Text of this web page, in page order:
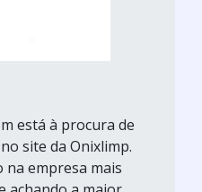
está à procura de
site da Onixlimp.
na empresa mais